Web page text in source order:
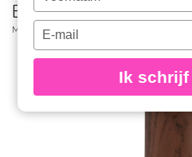
Blush Gel Fierce
MAGNETIC
je
naam
Typ
je
e-
in
Ik schrijf